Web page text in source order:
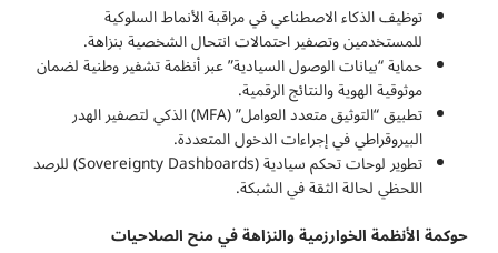
توظيف الذكاء الاصطناعي في مراقبة الأنماط السلوكية
للمستخدمين وتصفير احتمالات انتحال الشخصية بنزاهة.
حماية “بيانات الوصول السيادية” عبر أنظمة تشفير وطنية لضمان
موثوقية الهوية والنتائج الرقمية.
تطبيق “التوثيق متعدد العوامل” (MFA) الذكي لتصفير الهدر
البيروقراطي في إجراءات الدخول المتعددة.
تطوير لوحات تحكم سيادية (Sovereignty Dashboards) للرصد
اللحظي لحالة الثقة في الشبكة.
حوكمة الأنظمة الخوارزمية والنزاهة في منح الصلاحيات